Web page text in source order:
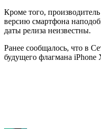
Кроме того,
версию смартфона
даты релиза неизвестны.
Ранее сообщалось, что в
будущего флагмана iPhone